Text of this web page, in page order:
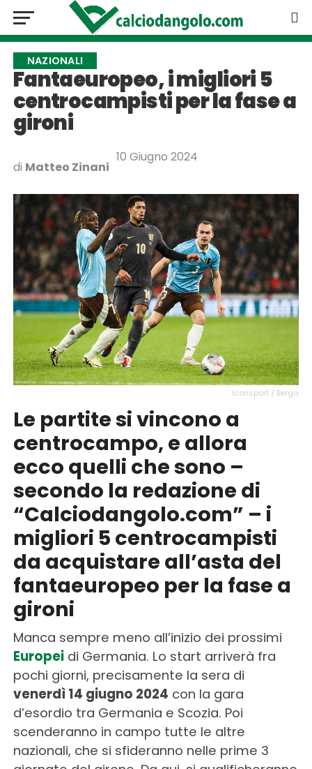
NAZIONALI
Fantaeuropeo, i migliori 5
centrocampisti per la fase a
gironi
di Matteo Zinani
10 Giugno 2024
Iconsport / Belga
Le partite si vincono a
centrocampo, e allora
ecco quelli che sono –
secondo la redazione di
“Calciodangolo.com” – i
migliori 5 centrocampisti
da acquistare all’asta del
fantaeuropeo per la fase a
gironi
Manca sempre meno all’inizio dei prossimi
Europeidi Germania. Lo start arriverà fra
pochi giorni, precisamente la sera di
venerdì 14 giugno 2024 con la gara
d’esordio tra Germania e Scozia. Poi
scenderanno in campo tutte le altre
nazionali, che si sfideranno nelle prime 3